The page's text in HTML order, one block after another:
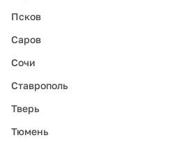
Псков
Саров
Сочи
Ставрополь
Тверь
Тюмень